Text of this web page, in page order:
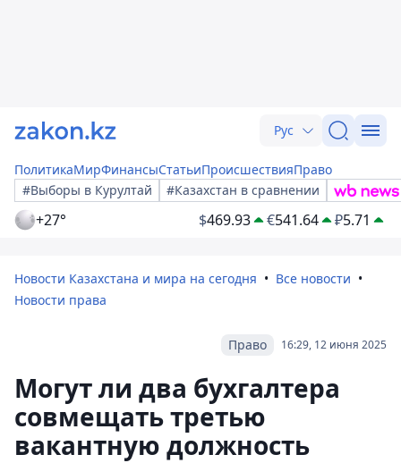
Рус
ПолитикаМирФинансыСтатьиПроисшествияПраво
#Выборы в Курултай
#Казахстан в сравнении
+27° $469.93 €541.64 ₽5.71
Новости Казахстана и мира на сегодня
Все новости
Новости права
16:29, 12 июня 2025
Право
Могут ли два бухгалтера
совмещать третью
вакантную должность